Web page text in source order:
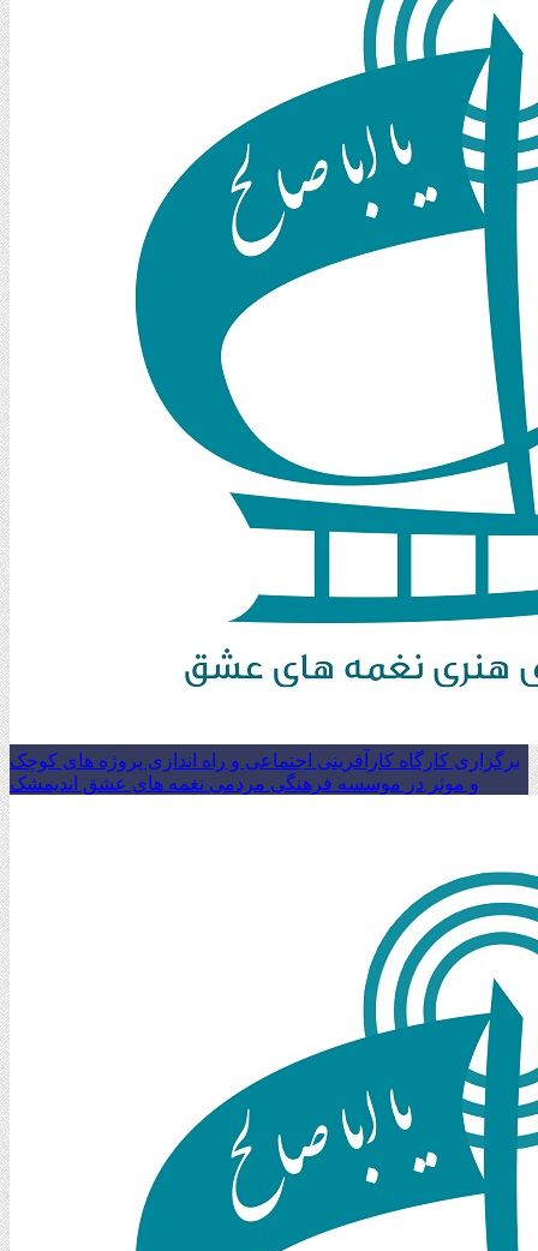
برگزاری کارگاه کارآفرینی اجتماعی و راه اندازی پروژه های کوچک
و موثر در موسسه فرهنگی مردمی نغمه های عشق اندیمشک